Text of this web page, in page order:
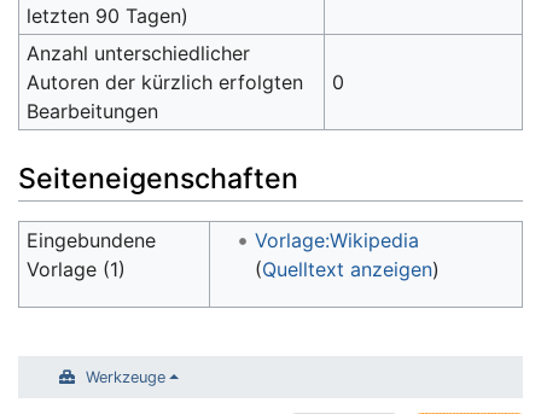
letzten 90 Tagen)
Anzahl unterschiedlicher
Autoren der kürzlich erfolgten
Bearbeitungen
0
Seiteneigenschaften
Eingebundene
Vorlage (1)
Vorlage:Wikipedia
(Quelltext anzeigen)
Werkzeuge